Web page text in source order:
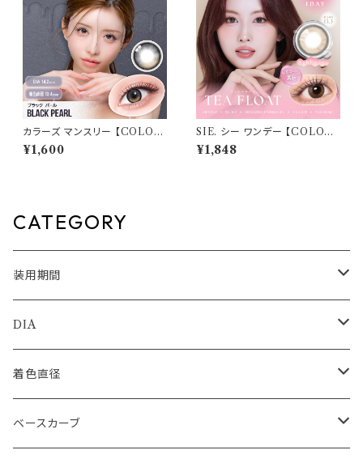
カラーズ マンスリー 【COLOR：
ブラックパール】 【1箱2枚入】【
一条響 イメージモデル 】 韓国
¥1,600
SIE. シー ワンデー 【COLOR：
ティーフロート 】 1箱10枚入 シ
リコーン 回らない水光レンズ M
¥1,848
CATEGORY
装用期間
1day
1month
2ｗeek
DIA
14.0mm
14.1mm
着色直径
12.5mm
ベースカーブ